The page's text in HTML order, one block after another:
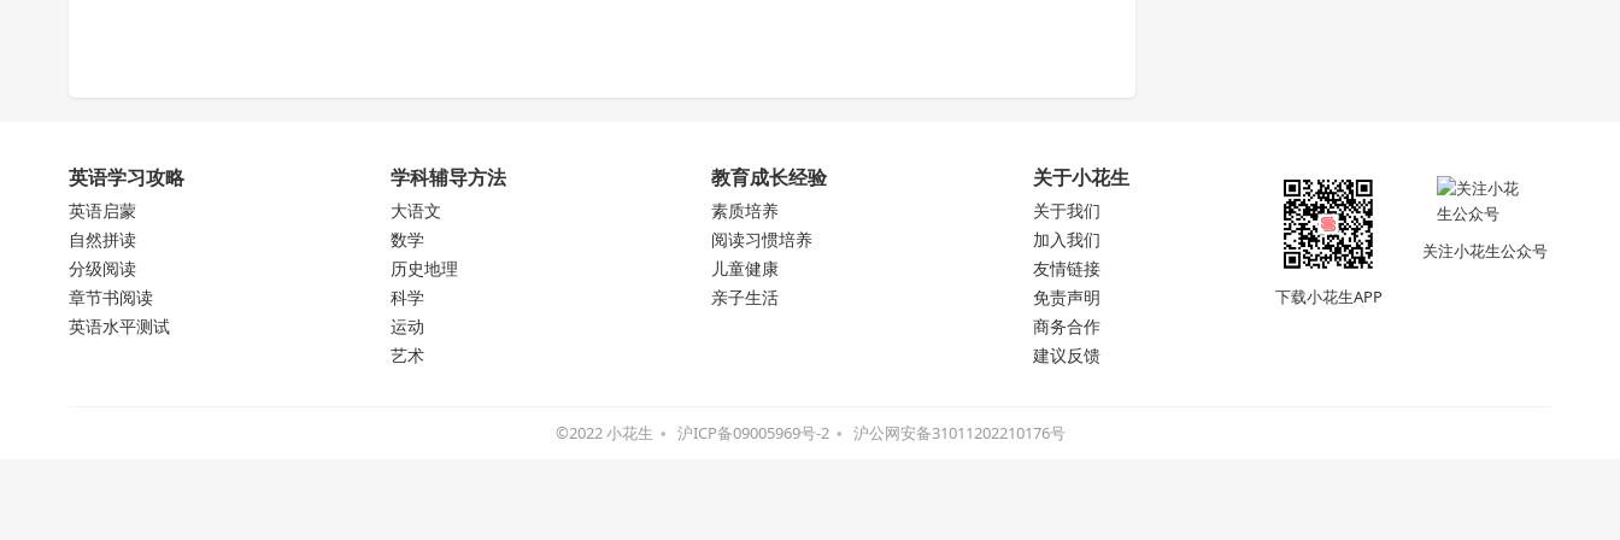
英语学习攻略
英语启蒙
自然拼读
分级阅读
章节书阅读
英语水平测试
学科辅导方法
大语文
数学
历史地理
科学
运动
艺术
教育成长经验
素质培养
阅读习惯培养
儿童健康
亲子生活
关于小花生
关于我们
加入我们
友情链接
免责声明
商务合作
建议反馈
下载小花生APP
关注小花生公众号
©2022 小花生 沪ICP备09005969号-2 沪公网安备31011202210176号